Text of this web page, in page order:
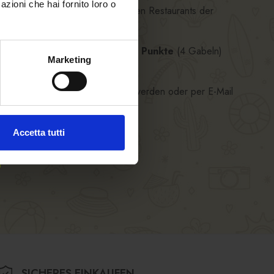
che hai fornito loro o
Marketing
Accetta tutti
sieben Hauben für die beiden Restaurants der
Falstaff Restaurant Guide 95 Punkte (4 Gabeln)
Restaurant des Jahres
+39 0473 260350 kontaktiert werden oder per E-Mail